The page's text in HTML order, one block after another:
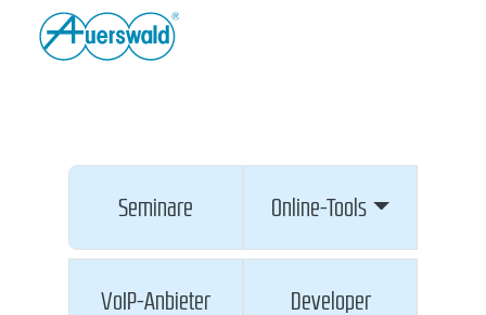
Seminare Online-Tools
VoIP-Anbieter Developer